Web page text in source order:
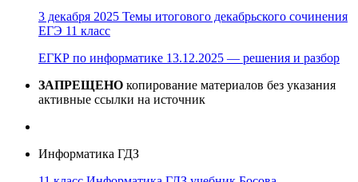
3 декабря 2025 Темы итогового декабрьского сочинения
ЕГЭ 11 класс
ЕГКР по информатике 13.12.2025 — решения и разбор
ЗАПРЕЩЕНО копирование материалов без указания
активные ссылки на источник
Информатика ГДЗ